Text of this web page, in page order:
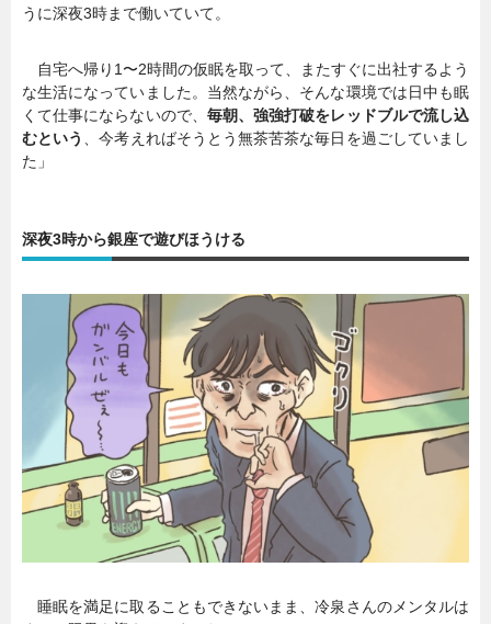
うに深夜3時まで働いていて。
自宅へ帰り1〜2時間の仮眠を取って、またすぐに出社するよう
な生活になっていました。当然ながら、そんな環境では日中も眠
くて仕事にならないので、 毎朝、強強打破をレッドブルで流し込
むという
、今考えればそうとう無茶苦茶な毎日を過ごしていまし
た」
深夜3時から銀座で遊びほうける
睡眠を満足に取ることもできないまま、冷泉さんのメンタルは